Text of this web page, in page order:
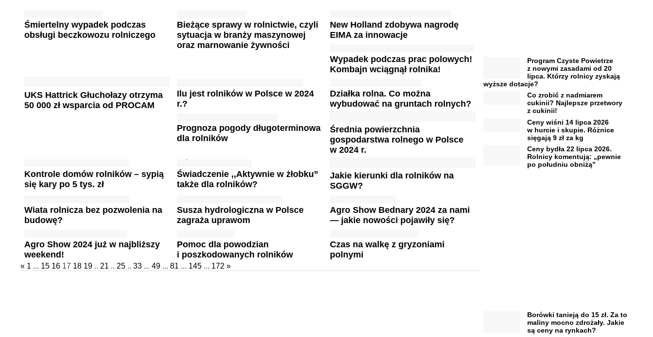
Śmiertelny wypadek podczas
obsługi beczkowozu rolniczego
Bieżące sprawy w rolnictwie, czyli
sytuacja w branży maszynowej
oraz marnowanie żywności
New Holland zdobywa nagrodę
EIMA za innowacje
Wypadek podczas prac polowych!
Kombajn wciągnął rolnika!
UKS Hattrick Głuchołazy otrzyma
50 000 zł wsparcia od PROCAM
Ilu jest rolników w Polsce w 2024
r.?
Działka rolna. Co można
wybudować na gruntach rolnych?
Prognoza pogody długoterminowa
dla rolników
Średnia powierzchnia
gospodarstwa rolnego w Polsce
w 2024 r.
Kontrole domów rolników – sypią
się kary po 5 tys. zł
Świadczenie ,,Aktywnie w żłobku”
także dla rolników?
Jakie kierunki dla rolników na
SGGW?
Wiata rolnicza bez pozwolenia na
budowę?
Susza hydrologiczna w Polsce
zagraża uprawom
Agro Show Bednary 2024 za nami
— jakie nowości pojawiły się?
Agro Show 2024 już w najbliższy
weekend!
Pomoc dla powodzian
i poszkodowanych rolników
Czas na walkę z gryzoniami
polnymi
« 1 ... 15 16 17 18 19 .. 21 .. 25 .. 33 ... 49 ... 81 ... 145 ... 172 »
Program Czyste Powietrze
z nowymi zasadami od 20
lipca. Którzy rolnicy zyskają
wyższe dotacje?
Co zrobić z nadmiarem
cukinii? Najlepsze przetwory
z cukinii!
Ceny wiśni 14 lipca 2026
w hurcie i skupie. Różnice
sięgają 9 zł za kg
Ceny bydła 22 lipca 2026.
Rolnicy komentują: „pewnie
po południu obniżą”
Borówki tanieją do 15 zł. Za to
maliny mocno zdrożały. Jakie
są ceny na rynkach?